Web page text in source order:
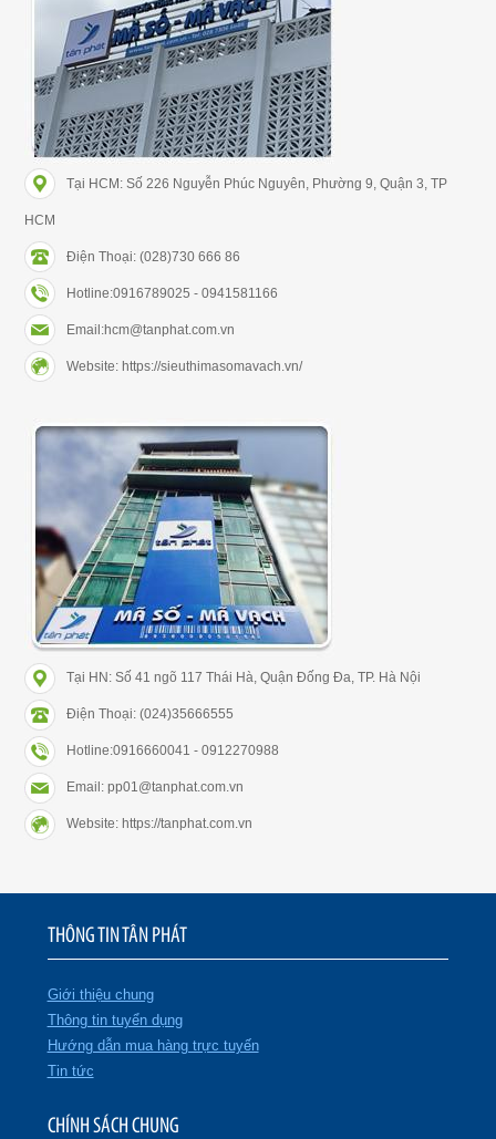
Tại HCM: Số 226 Nguyễn Phúc Nguyên, Phường 9, Quận 3, TP
HCM
Điện Thoại: (028)730 666 86
Hotline:0916789025 - 0941581166
Email:hcm@tanphat.com.vn
Website: https://sieuthimasomavach.vn/
Tại HN: Số 41 ngõ 117 Thái Hà, Quận Đống Đa, TP. Hà Nội
Điện Thoại: (024)35666555
Hotline:0916660041 - 0912270988
Email: pp01@tanphat.com.vn
Website: https://tanphat.com.vn
THÔNG TIN TÂN PHÁT
Giới thiệu chung
Thông tin tuyển dụng
Hướng dẫn mua hàng trực tuyến
Tin tức
CHÍNH SÁCH CHUNG